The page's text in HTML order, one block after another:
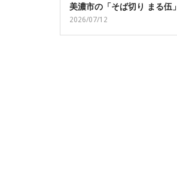
美濃市の「そば切り まる伍」
2026/07/12